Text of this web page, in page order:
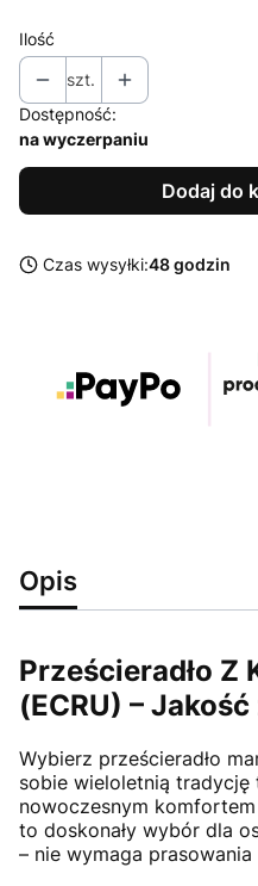
Ilość
szt.
Dostępność:
na wyczerpaniu
Dodaj do
Czas wysyłki:48 godzin
Opis
Prześcieradło Z
(ECRU) –
Wybierz prześcieradło
sobie wieloletnią
nowoczesnym
to doskonały wybór dla
– nie wymaga